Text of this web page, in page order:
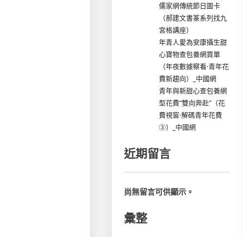
儒家網傳統節日圖卡
（郝建文書篆系列找九
宮格講座）
年青人愛為安康攝生甜
心寶物查包養網買單
（年夜數據察看·青年花
費新趨向）_中國網
青年與新甜心查包養網
型花費“雙向奔赴”（花
費視窗·解碼青年花費
③）_中國網
近期留言
尚無留言可供顯示。
彙整